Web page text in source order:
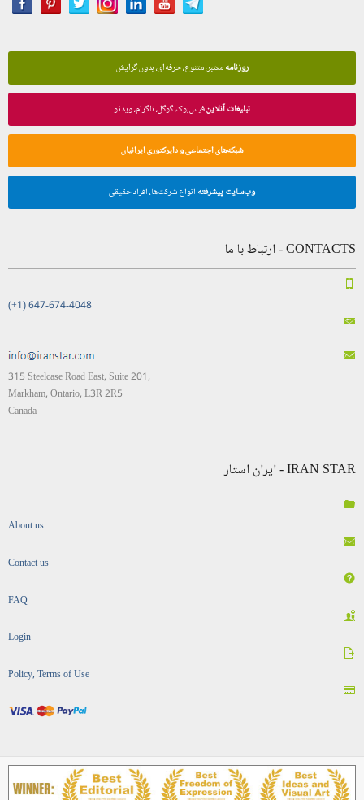
روزنامهمعتبر، متنوع، حرفه‌ای، بدون گرایش
تبلیغات آنلاینفیس‌بوک، گوگل، تلگرام، ویدئو
شبکه‌های اجتماعی و دایرکتوری ایرانیان
وب‌سایت پیشرفته انواع شرکت‌ها، افراد حقیقی
CONTACTS - ارتباط با ما
(+1) 647-674-4048
315 Steelcase Road East, Suite 201,
Markham, Ontario, L3R 2R5
Canada
IRAN STAR - ایران استار
About us
Contact us
FAQ
Login
Policy, Terms of Use